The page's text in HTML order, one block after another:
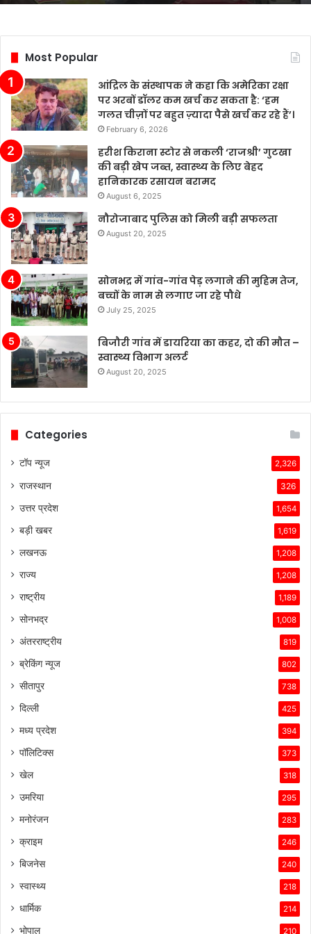
स्थिति
रखी
हालांकि
उद्योग
में
कई
चुनौतियाँ
हैं।
चीन
के
बढ़ते
में
टेस्ला
की
बिक्री
लगातार
मजबूत
बनी
हुई
है,
जबकि
अन्य
कंपनियां
समस्याओं
का
सामना
Most Popular
आंद्रिल के संस्थापक ने कहा कि अमेरिका रक्षा
पर अरबों डॉलर कम खर्च कर सकता है: ‘हम
गलत चीज़ों पर बहुत ज़्यादा पैसे खर्च कर रहे हैं’।
February 6, 2026
हरीश किराना स्टोर से नकली ‘राजश्री’ गुटखा
की बड़ी खेप जब्त, स्वास्थ्य के लिए बेहद
हानिकारक रसायन बरामद
August 6, 2025
नौरोजाबाद पुलिस को मिली बड़ी सफलता
August 20, 2025
सोनभद्र में गांव-गांव पेड़ लगाने की मुहिम तेज,
बच्चों के नाम से लगाए जा रहे पौधे
July 25, 2025
बिजौरी गांव में डायरिया का कहर, दो की मौत –
स्वास्थ्य विभाग अलर्ट
August 20, 2025
Categories
टॉप न्यूज 2,326
राजस्थान 326
उत्तर प्रदेश 1,654
बड़ी खबर 1,619
लखनऊ 1,208
राज्य 1,208
राष्ट्रीय 1,189
सोनभद्र 1,008
अंतरराष्ट्रीय 819
ब्रेकिंग न्यूज 802
सीतापुर 738
दिल्ली 425
मध्य प्रदेश 394
पॉलिटिक्स 373
खेल 318
उमरिया 295
मनोरंजन 283
क्राइम 246
बिजनेस 240
स्वास्थ्य 218
धार्मिक 214
भोपाल 210